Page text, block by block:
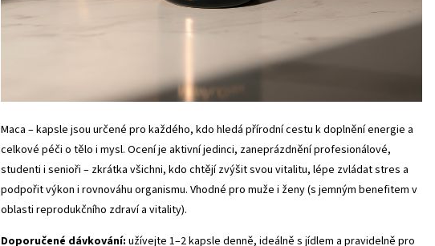
Maca – kapsle jsou určené pro každého, kdo hledá přírodní cestu k doplnění energie a
celkové péči o tělo i mysl. Ocení je aktivní jedinci, zaneprázdnění profesionálové,
studenti i senioři – zkrátka všichni, kdo chtějí zvýšit svou vitalitu, lépe zvládat stres a
podpořit výkon i rovnováhu organismu. Vhodné pro muže i ženy (s jemným benefitem v
oblasti reprodukčního zdraví a vitality).
Doporučené dávkování: užívejte 1–2 kapsle denně, ideálně s jídlem a pravidelně pro